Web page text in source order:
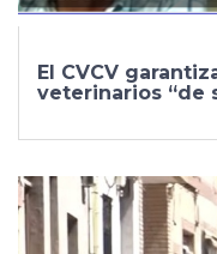
El CVCV
veterinarios “de